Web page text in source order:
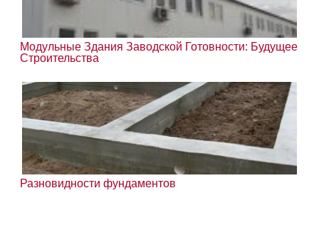
Модульные Здания Заводской Готовности: Будущее
Строительства
Разновидности фундаментов